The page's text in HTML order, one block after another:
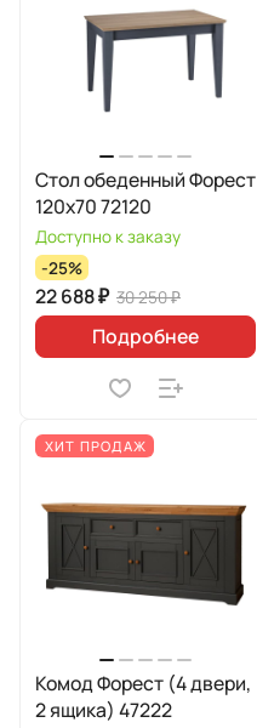
Стол обеденный Форест
120х70 72120
Доступно к заказу
-25%
22 688 ₽ 30 250 ₽
Подробнее
ХИТ ПРОДАЖ
Комод Форест (4 двери,
2 ящика) 47222